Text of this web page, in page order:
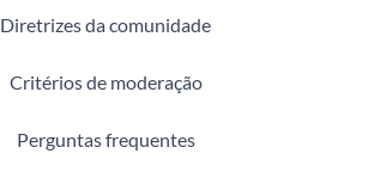
Diretrizes da comunidade
Critérios de moderação
Perguntas frequentes